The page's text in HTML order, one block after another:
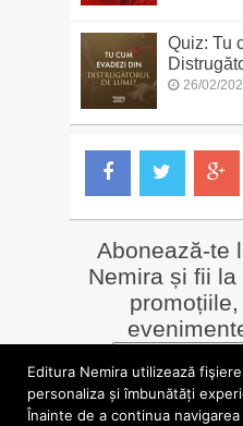
Quiz: Tu
26/02/
Abonează-te
Nemira și fii
Editura Nemira utilizează
personaliza și îmbunătăți
Înainte de a continua